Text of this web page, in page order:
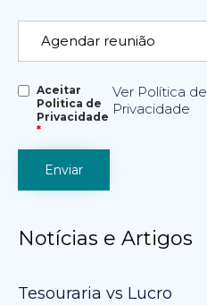
Aceitar
Politica de
Privacidade
*
Ver Política de
Privacidade
Notícias e Artigos
Tesouraria vs Lucro